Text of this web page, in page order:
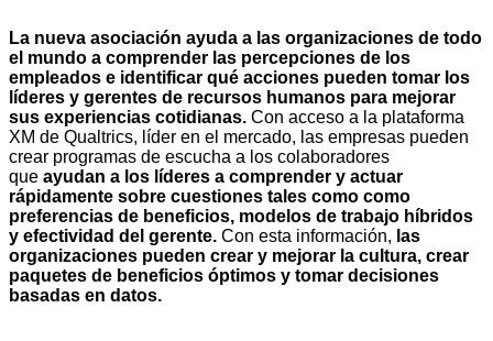
La nueva asociación ayuda a las organizaciones de todo
el mundo a comprender las percepciones de los
empleados e identificar qué acciones pueden tomar los
líderes y gerentes de recursos humanos para mejorar
sus experiencias cotidianas. Con acceso a la plataforma
XM de Qualtrics, líder en el mercado, las empresas pueden
crear programas de escucha a los colaboradores
que ayudan a los líderes a comprender y actuar
rápidamente sobre cuestiones tales como como
preferencias de beneficios, modelos de trabajo híbridos
y efectividad del gerente. Con esta información, las
organizaciones pueden crear y mejorar la cultura, crear
paquetes de beneficios óptimos y tomar decisiones
basadas en datos.